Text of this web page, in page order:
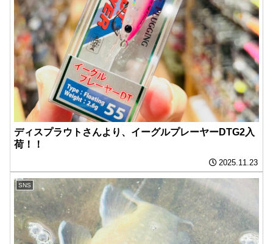
ディスプラウトさんより、イーグルプレーヤーDTG2入
荷！！
2025.11.23
SNS